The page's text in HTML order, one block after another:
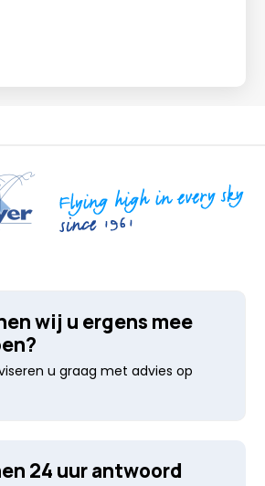
wij u ergens mee
u graag met advies op
24 uur antwoord